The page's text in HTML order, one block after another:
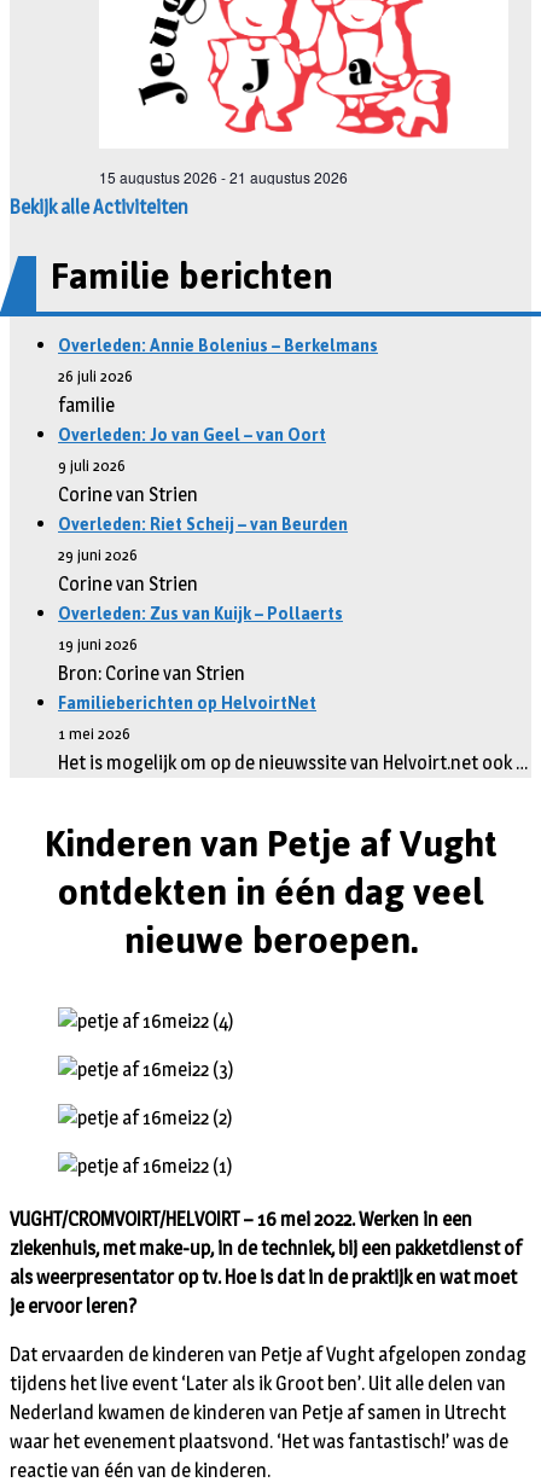
Bekijk alle Activiteiten
Familie berichten
Overleden: Annie Bolenius – Berkelmans
26 juli 2026
familie
Overleden: Jo van Geel – van Oort
9 juli 2026
Corine van Strien
Overleden: Riet Scheij – van Beurden
29 juni 2026
Corine van Strien
Overleden: Zus van Kuijk – Pollaerts
19 juni 2026
Bron: Corine van Strien
Familieberichten op HelvoirtNet
1 mei 2026
Het is mogelijk om op de nieuwssite van Helvoirt.net ook …
Kinderen van Petje af Vught
ontdekten in één dag veel
nieuwe beroepen.
VUGHT/CROMVOIRT/HELVOIRT – 16 mei 2022. Werken in een
ziekenhuis, met make-up, in de techniek, bij een pakketdienst of
als weerpresentator op tv. Hoe is dat in de praktijk en wat moet
je ervoor leren?
Dat ervaarden de kinderen van Petje af Vught afgelopen zondag
tijdens het live event ‘Later als ik Groot ben’. Uit alle delen van
Nederland kwamen de kinderen van Petje af samen in Utrecht
waar het evenement plaatsvond. ‘Het was fantastisch!’ was de
reactie van één van de kinderen.